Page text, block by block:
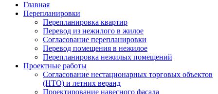
Главная
Перепланировки
Перепланировка квартир
Перевод из нежилого в жилое
Согласование перепланировки
Перевод помещения в нежилое
Перепланировка нежилых помещений
Проектные работы
Согласование нестационарных торговых объектов
(НТО) и летних веранд
Проектирование навесного фасада